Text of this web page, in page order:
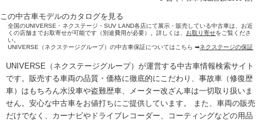
この中古車モデルのカタログを見る
全国のUNIVERSE・ネクステージ・SUV LAND各店にて展示・販売している中古車は、お近
くの店舗までお取寄せが可能です（別途費用が必要）。詳しくは、 お取り寄せをご覧くださ
い。
UNIVERSE（ネクステージグループ）の中古車保証についてはこちら ➡ネクステージの保証
UNIVERSE（ネクステージグループ）が運営する中古車情報検索サイト
です。販売する車両の品質・価格に徹底的にこだわり、事故車（修復歴
車）はもちろん水没車や盗難歴車、メーター改ざん車は一切取り扱いま
せん。安心な中古車をお値打ちにご提供しています。 また、車両の販売
だけでなく、カーナビやドライブレコーダー、コーティングなどの用品